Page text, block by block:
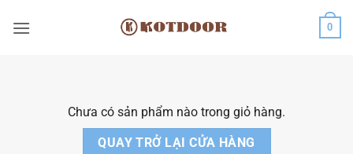
qua
0
Chưa có sản phẩm nào trong giỏ hàng.
QUAY TRỞ LẠI CỬA HÀNG